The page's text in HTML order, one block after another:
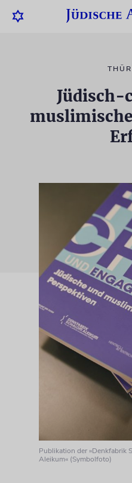
Publikation der »Denkfabrik
Aleikum« (Symbolfoto)